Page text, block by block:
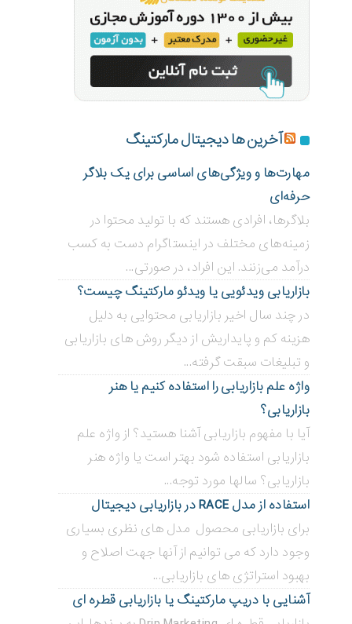
آخرین ها دیجیتال مارکتینگ
مهارت‌ها و ویژگی‌های اساسی برای یک بلاگر
حرفه‌ای
بلاگر‌ها، افرادی هستند که با تولید محتوا در
زمینه‌های مختلف در اینستاگرام دست به کسب
درآمد می‌زنند. این افراد، در صورتی...
بازاریابی ویدئویی ‌یا ویدئو مارکتینگ چیست؟
در چند سال اخیر بازاریابی محتوایی به دلیل
هزینه کم و پایداریش از دیگر روش های بازاریابی
و تبلیغات سبقت گرفته...
واژه علم بازاریابی را استفاده کنیم یا هنر
بازاریابی؟
آیا با مفهوم بازاریابی آشنا هستید؟ از واژه علم
بازاریابی استفاده شود بهتر است یا واژه هنر
بازاریابی؟ سالها مورد توجه...
استفاده از مدل RACE در بازاریابی دیجیتال
برای بازاریابی محصول مدل های نظری بسیاری
وجود دارد که می توانیم از آنها جهت اصلاح و
بهبود استراتژی های بازاریابی...
آشنایی با دریپ مارکتینگ یا بازاریابی قطره ای